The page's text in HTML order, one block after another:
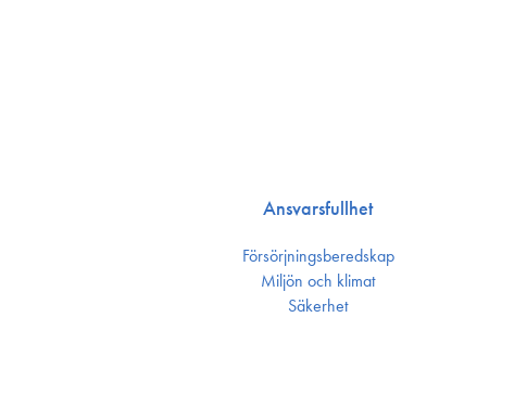
Ansvarsfullhet
Försörjnings­beredskap
Miljön och klimat
Säkerhet